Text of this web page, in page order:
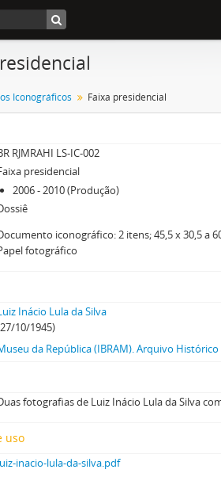
Iconográficos Faixa presidencial
RJMRAHI LS-IC-002
presidencial
2006 - 2010 (Produção)
iconográfico: 2 itens; 45,5 x 30,5 a
fotográfico
Inácio Lula da Silva
10/1945)
da República (IBRAM). Arquivo
fotografias de Luiz Inácio Lula da Silva
uso
inacio-lula-da-silva.pdf